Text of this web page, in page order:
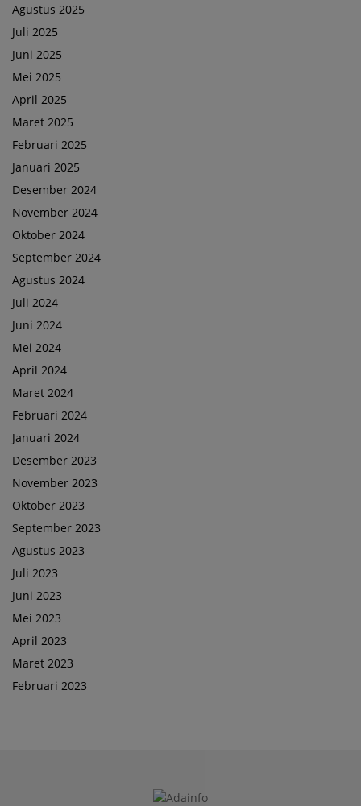
Agustus 2025
Juli 2025
Juni 2025
Mei 2025
April 2025
Maret 2025
Februari 2025
Januari 2025
Desember 2024
November 2024
Oktober 2024
September 2024
Agustus 2024
Juli 2024
Juni 2024
Mei 2024
April 2024
Maret 2024
Februari 2024
Januari 2024
Desember 2023
November 2023
Oktober 2023
September 2023
Agustus 2023
Juli 2023
Juni 2023
Mei 2023
April 2023
Maret 2023
Februari 2023